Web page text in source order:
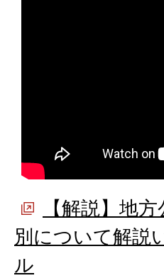
【解説】地
別について解説
ル